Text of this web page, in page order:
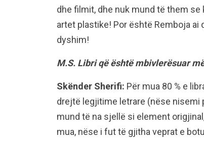
dhe filmit, dhe nuk mund të them
artet plastike! Por është Remboja ai
dyshim!
M.S. Libri që është mbivlerësuar
Skënder Sherifi: Për mua 80 % e
drejtë legjitime letrare (nëse nisemi
mund të na sjellë si element
mua, nëse i fut të gjitha veprat e